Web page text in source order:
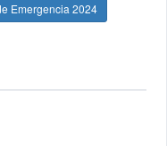
Emergencia 2024